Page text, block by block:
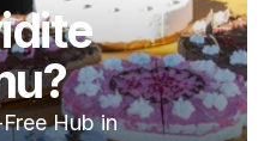
Hub in